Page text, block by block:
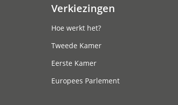
Verkiezingen
Hoe werkt het?
Tweede Kamer
Eerste Kamer
Europees Parlement